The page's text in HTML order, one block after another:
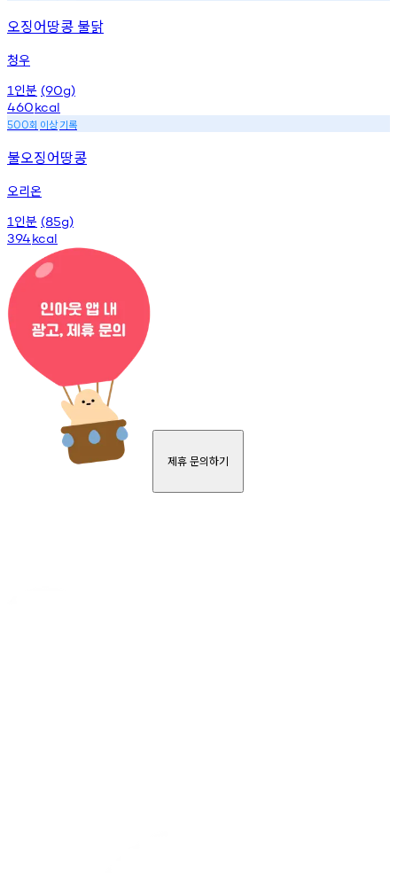
오징어땅콩 불닭
청우
1 인분 (90g)
460kcal
500회 이상기록
불오징어땅콩
오리온
1 인분 (85g)
394kcal
제휴 문의하기